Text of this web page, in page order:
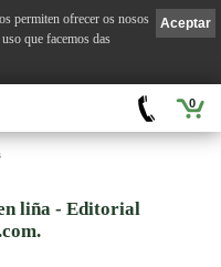
0
liña - Editorial
Aceptar
permiten ofrecer os nosos
que facemos das